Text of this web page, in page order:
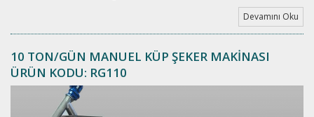
Devamını Oku
10 TON/GÜN MANUEL KÜP ŞEKER MAKİNASI
ÜRÜN KODU: RG110